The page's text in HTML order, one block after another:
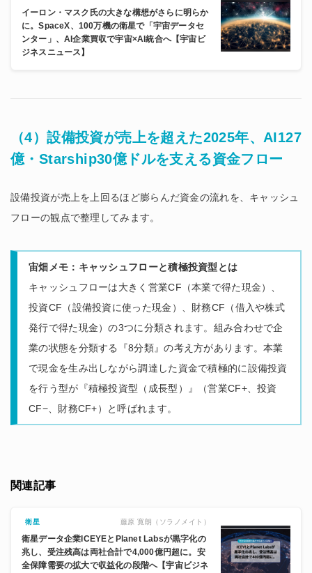
イーロン・マスク氏の大きな構想がさらに明らか
に。SpaceX、100万機の衛星で「宇宙データセ
ンター」、AI企業買収で宇宙×AI統合へ【宇宙ビ
ジネスニュース】
（4）設備投資が売上を超えた2025年、AI127
億・Starship30億ドルを支える資金フロー
設備投資が売上を上回るほど膨らんだ資金の流れを、キャッシュ
フローの観点で整理してみます。
宙畑メモ：キャッシュフローと積極投資型とは
キャッシュフローは大きく営業CF（本業で得た現金）、
投資CF（設備投資に使った現金）、財務CF（借入や株式
発行で得た現金）の3つに分類されます。組み合わせで企
業の状態を分類する『8分類』の考え方があります。本業
で現金を生み出しながら調達した資金で積極的に設備投資
を行う型が『積極投資型（成長型）』（営業CF+、投資
CF−、財務CF+）と呼ばれます。
関連記事
衛星 藤原 寛朗（ソラノメイト）
衛星データ企業ICEYEとPlanet Labsが黒字化の
兆し、受注残高は両社合計で4,000億円超に。安
全保障需要の拡大で収益化の段階へ【宇宙ビジネ